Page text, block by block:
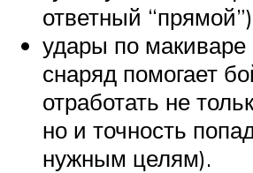
ответный “прямой”)
удары по
снаряд помогает
отработать не
но и точность
нужным целям).